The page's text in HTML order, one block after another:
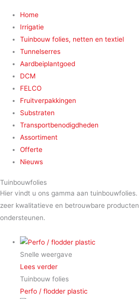
Home
Irrigatie
Tuinbouw folies, netten en textiel
Tunnelserres
Aardbeiplantgoed
DCM
FELCO
Fruitverpakkingen
Substraten
Transportbenodigdheden
Assortiment
Offerte
Nieuws
Tuinbouwfolies
Hier vindt u ons gamma aan
zeer kwalitatieve en betrouwbare
ondersteunen.
Snelle weergave
Lees verder
Tuinbouw folies
Perfo / flodder plastic